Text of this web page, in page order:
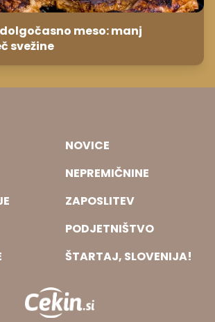
meso: manj
svežine
NOVICE
NEPREMIČNINE
ZAPOSLITEV
PODJETNIŠTVO
ŠTARTAJ, SLOVENIJA!